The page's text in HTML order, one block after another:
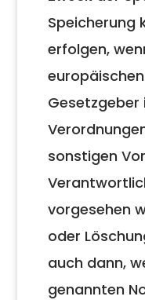
Speicherung
erfolgen,
Gesetzgeber
sonstigen
vorgesehen
oder
auch dann,
genannten